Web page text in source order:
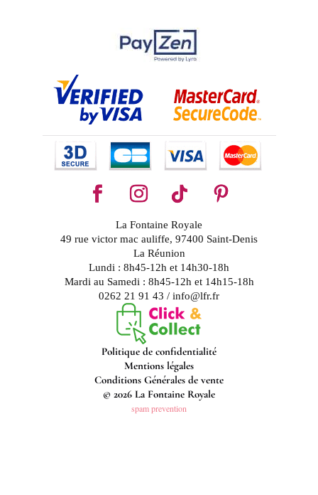
La Fontaine Royale
49 rue victor mac auliffe, 97400 Saint-Denis
La Réunion
Lundi : 8h45-12h et 14h30-18h
Mardi au Samedi : 8h45-12h et 14h15-18h
0262 21 91 43 / info@lfr.fr
Politique de confidentialité
Mentions légales
Conditions Générales de vente
© 2026 La Fontaine Royale
spam prevention